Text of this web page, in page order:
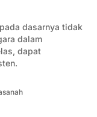
dasarnya tidak
dalam
dapat